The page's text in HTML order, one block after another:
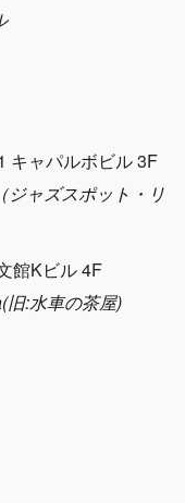
キャパルボビル 3F
ジャズスポット・リ
館Kビル 4F
旧:水車の茶屋)